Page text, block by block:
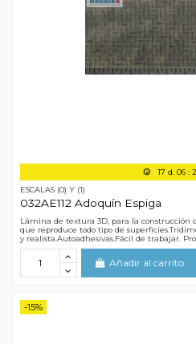
17 d. 06 :
ESCALAS (0) Y (1)
032AE112 Adoquín Espiga
Lámina de textura 3D, para la construcción
que reproduce todo tipo de
y realista.Autoadhesivas.Fácil de trabajar.
Añadir al carrito
-15%